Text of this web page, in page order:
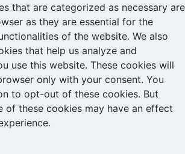
that are categorized as necessary are
as they are essential for the
of the website. We also
that help us analyze and
use this website. These cookies will
only with your consent. You
to opt-out of these cookies. But
of these cookies may have an effect